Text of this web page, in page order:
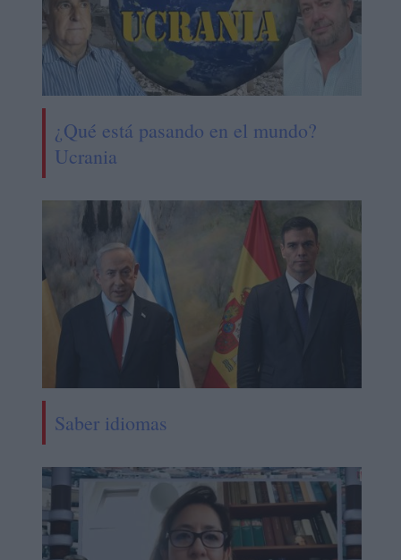
¿Qué está pasando en el mundo?
Ucrania
Saber idiomas